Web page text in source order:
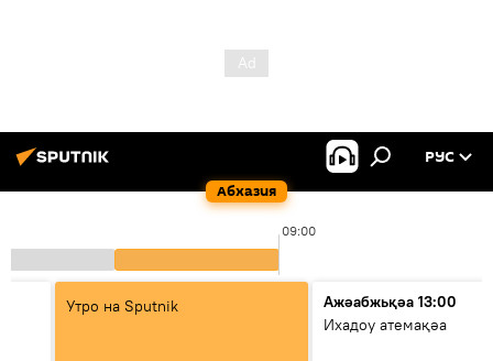
Абхазия
РУС
09:00
Утро на Sputnik
Ажәабжьқәа 13:00
Ихадоу атемақәа